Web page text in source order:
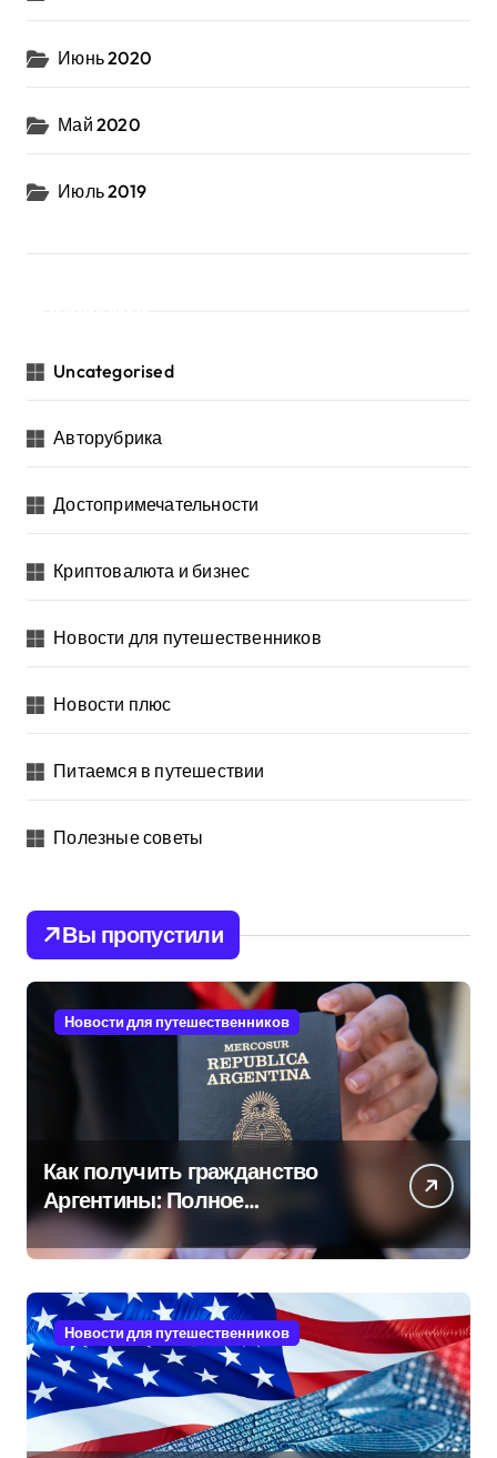
Июнь 2020
Май 2020
Июль 2019
Uncategorised
Авторубрика
Достопримечательности
Криптовалюта и бизнес
Новости для путешественников
Новости плюс
Питаемся в путешествии
Полезные советы
Вы пропустили
Новости для путешественников
Как получить гражданство
Аргентины: Полное
руководство
Новости для путешественников